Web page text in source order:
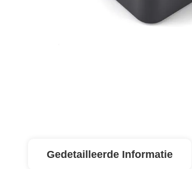
Gedetailleerde Informatie